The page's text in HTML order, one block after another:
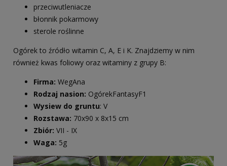
przeciwutleniacze
błonnik pokarmowy
sterole roślinne
Ogórek to źródło witamin C, A, E i K. Znajdziemy w nim
również kwas foliowy oraz witaminy z grupy B:
Firma: WegAna
Rodzaj nasion: OgórekFantasyF1
Wysiew do gruntu: V
Rozstawa: 70x90 x 8x15 cm
Zbiór: VII - IX
Waga: 5g